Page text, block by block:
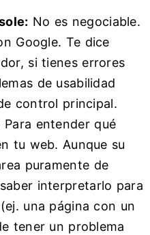
No es negociable.
Google. Te dice
si tienes errores
de usabilidad
control principal.
Para entender qué
tu web. Aunque su
puramente de
interpretarlo para
una página con un
tener un problema